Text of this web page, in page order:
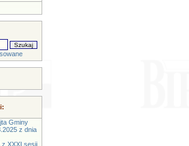
Gminy
z dnia
z XXXI sesji